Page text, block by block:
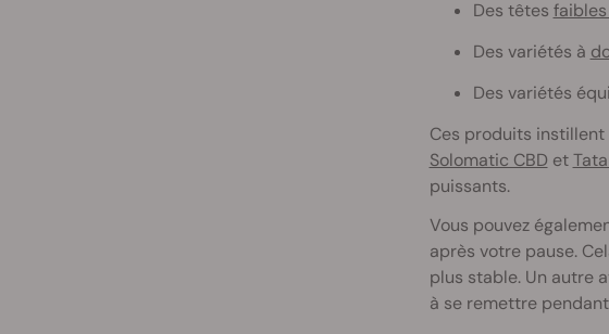
Des têtes faibles
Des variétés à
Des variétés
Ces produits instillent
Solomatic CBD et
puissants.
Vous pouvez
après votre pause.
plus stable. Un autre
à se remettre